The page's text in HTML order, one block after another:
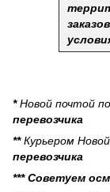
*Новой почтой
перевозчика
**Курьером
перевозчика
*** Советуем